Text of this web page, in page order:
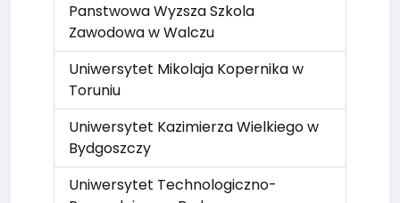
Panstwowa Wyzsza Szkola
Zawodowa w Walczu
Uniwersytet Mikolaja Kopernika w
Toruniu
Uniwersytet Kazimierza Wielkiego w
Bydgoszczy
Uniwersytet Technologiczno-